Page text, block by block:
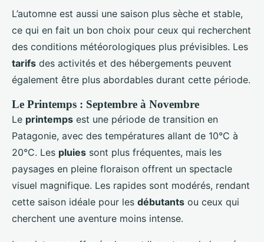
L’automne est aussi une saison plus sèche et stable,
ce qui en fait un bon choix pour ceux qui recherchent
des conditions météorologiques plus prévisibles. Les
tarifs des activités et des hébergements peuvent
également être plus abordables durant cette période.
Le Printemps : Septembre à Novembre
Le printemps est une période de transition en
Patagonie, avec des températures allant de 10°C à
20°C. Les pluies sont plus fréquentes, mais les
paysages en pleine floraison offrent un spectacle
visuel magnifique. Les rapides sont modérés, rendant
cette saison idéale pour les débutants ou ceux qui
cherchent une aventure moins intense.